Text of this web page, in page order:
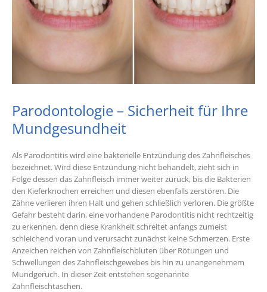
Parodontologie – Sicherheit für Ihre
Mundgesundheit
Als Parodontitis wird eine bakterielle Entzündung des Zahnfleisches
bezeichnet. Wird diese Entzündung nicht behandelt, zieht sich in
Folge dessen das Zahnfleisch immer weiter zurück, bis die Bakterien
den Kieferknochen erreichen und diesen ebenfalls zerstören. Die
Zähne verlieren ihren Halt und gehen schließlich verloren. Die größte
Gefahr besteht darin, eine vorhandene Parodontitis nicht rechtzeitig
zu erkennen, denn diese Krankheit schreitet anfangs zumeist
schleichend voran und verursacht zunächst keine Schmerzen. Erste
Anzeichen reichen von Zahnfleischbluten über Rötungen und
Schwellungen des Zahnfleischgewebes bis hin zu unangenehmem
Mundgeruch. In dieser Zeit entstehen sogenannte
Zahnfleischtaschen.